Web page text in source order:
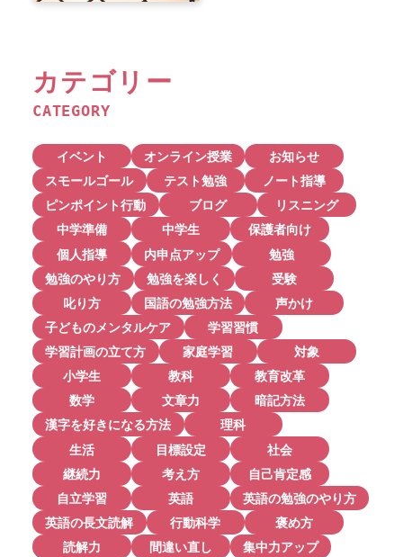
カテゴリー
CATEGORY
イベント オンライン授業
お知らせ
スモールゴール
テスト勉強
ノート指導
ピンポイント行動
ブログ
リスニング
中学準備
中学生
保護者向け
個人指導
内申点アップ
勉強
勉強のやり方
勉強を楽しく
受験
叱り方
国語の勉強方法
声かけ
子どものメンタルケア
学習習慣
学習計画の立て方
家庭学習
対象
小学生
教科
教育改革
数学
文章力
暗記方法
漢字を好きになる方法
理科
生活
目標設定
社会
継続力
考え方
自己肯定感
自立学習
英語
英語の勉強のやり方
英語の長文読解
行動科学
褒め方
読解力
間違い直し
集中力アップ